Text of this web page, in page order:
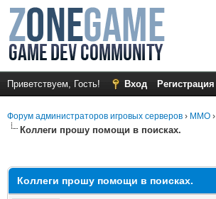
Приветствуем, Гость! Вход Регистрация
Форум администраторов игровых серверов › MMO ›
Коллеги прошу помощи в поисках.
Коллеги прошу помощи в поисках.